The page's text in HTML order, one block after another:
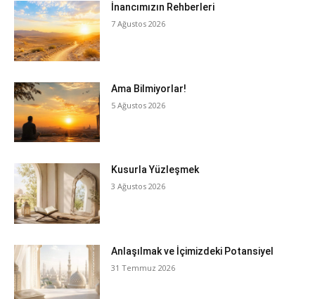
İnancımızın Rehberleri
7 Ağustos 2026
Ama Bilmiyorlar!
5 Ağustos 2026
Kusurla Yüzleşmek
3 Ağustos 2026
Anlaşılmak ve İçimizdeki Potansiyel
31 Temmuz 2026